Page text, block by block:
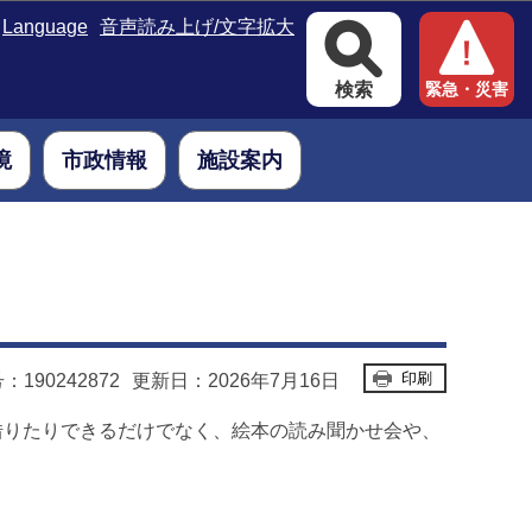
Language 音声読み上げ/文字拡大
検索 緊急・災害
市政情報 施設案内
190242872 更新日：2026年7月16日 印刷
たりできるだけでなく、絵本の読み聞かせ会や、